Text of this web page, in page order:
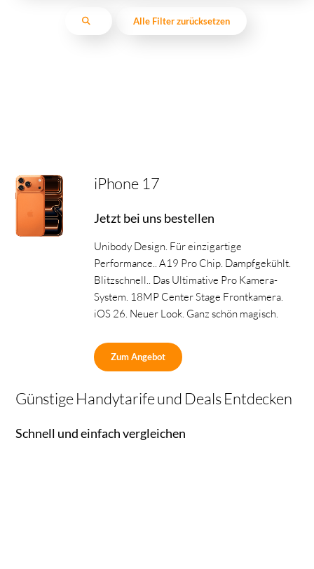
Alle Filter zurücksetzen
iPhone 17
Jetzt bei uns bestellen
Unibody Design. Für einzigartige
Performance.. A19 Pro Chip. Dampfgekühlt.
Blitzschnell.. Das Ultimative Pro Kamera-
System. 18MP Center Stage Frontkamera.
iOS 26. Neuer Look. Ganz schön magisch.
Zum Angebot
Günstige Handytarife und Deals Entdecken
Schnell und einfach vergleichen